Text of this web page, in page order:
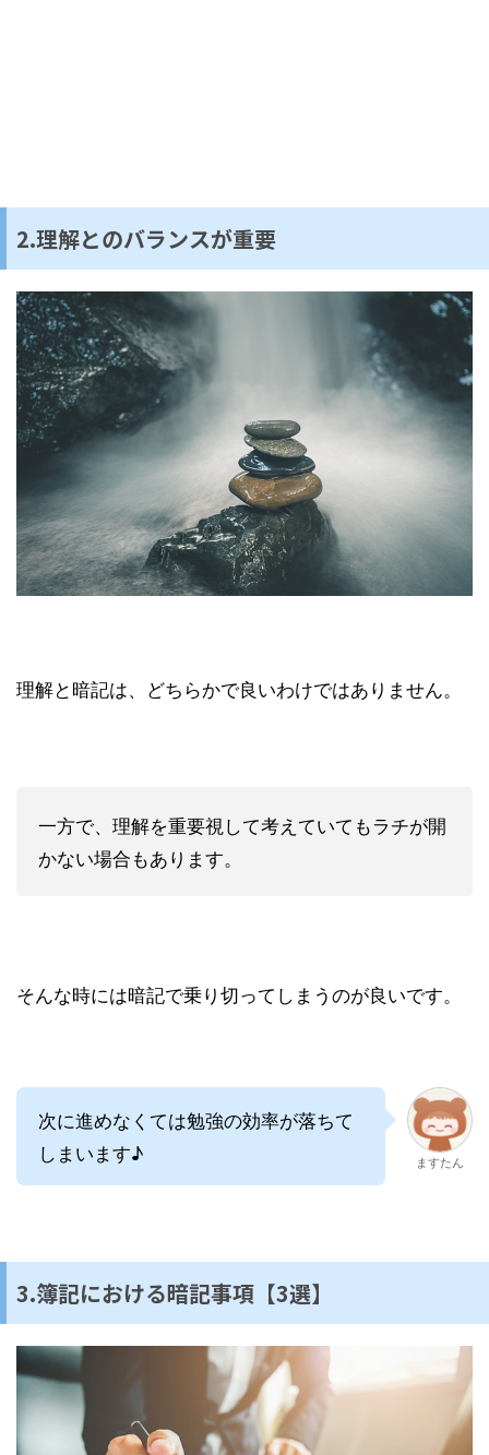
2.理解とのバランスが重要
理解と暗記は、どちらかで良いわけではありません。
一方で、理解を重要視して考えていてもラチが開
かない場合もあります。
そんな時には暗記で乗り切ってしまうのが良いです。
次に進めなくては勉強の効率が落ちて
しまいます♪
ますたん
3.簿記における暗記事項【3選】